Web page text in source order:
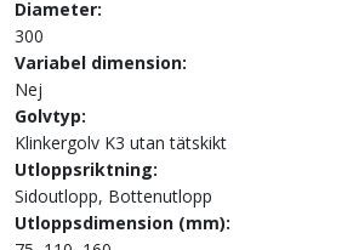
Diameter:
300
Variabel dimension:
Nej
Golvtyp:
Klinkergolv K3 utan tätskikt
Utloppsriktning:
Sidoutlopp, Bottenutlopp
Utloppsdimension (mm):